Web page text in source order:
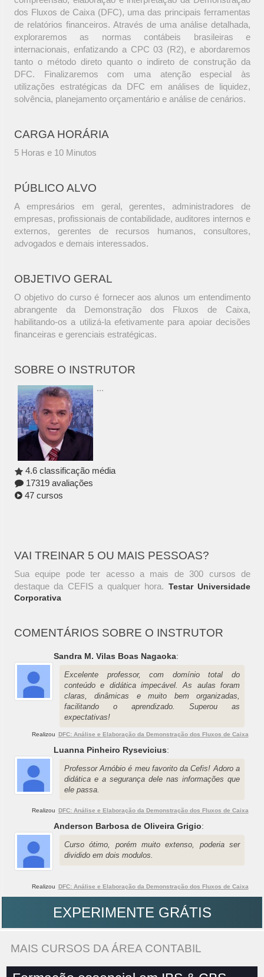
dos Fluxos de Caixa (DFC), uma das principais ferramentas
de relatórios financeiros. Através de uma análise detalhada,
exploraremos as normas contábeis brasileiras e
internacionais, enfatizando a CPC 03 (R2), e abordaremos
tanto o método direto quanto o indireto de construção da
DFC. Finalizaremos com uma atenção especial às
utilizações estratégicas da DFC em análises de liquidez,
solvência, planejamento orçamentário e análise de cenários.
CARGA HORÁRIA
5 Horas e 10 Minutos
PÚBLICO ALVO
A empresários em geral, gerentes, administradores de
empresas, profissionais de contabilidade, auditores internos e
externos, gerentes de recursos humanos, consultores,
advogados e demais interessados.
OBJETIVO GERAL
O objetivo do curso é fornecer aos alunos um entendimento
abrangente da Demonstração dos Fluxos de Caixa,
habilitando-os a utilizá-la efetivamente para apoiar decisões
financeiras e gerenciais estratégicas.
SOBRE O INSTRUTOR
...
4.6 classificação média
17319 avaliações
47 cursos
VAI TREINAR 5 OU MAIS PESSOAS?
Sua equipe pode ter acesso a mais de 300 cursos de
destaque da CEFIS a qualquer hora. Testar Universidade
Corporativa
COMENTÁRIOS SOBRE O INSTRUTOR
Sandra M. Vilas Boas Nagaoka:
Excelente professor, com domínio total do
conteúdo e didática impecável. As aulas foram
claras, dinâmicas e muito bem organizadas,
facilitando o aprendizado. Superou as
expectativas!
Realizou DFC: Análise e Elaboração da Demonstração dos Fluxos de Caixa
Luanna Pinheiro Rysevicius:
Professor Arnóbio é meu favorito da Cefis! Adoro a
didática e a segurança dele nas informações que
ele passa.
Realizou DFC: Análise e Elaboração da Demonstração dos Fluxos de Caixa
Anderson Barbosa de Oliveira Grigio:
Curso ótimo, porém muito extenso, poderia ser
dividido em dois modulos.
Realizou DFC: Análise e Elaboração da Demonstração dos Fluxos de Caixa
EXPERIMENTE GRÁTIS
MAIS CURSOS DA ÁREA CONTABIL